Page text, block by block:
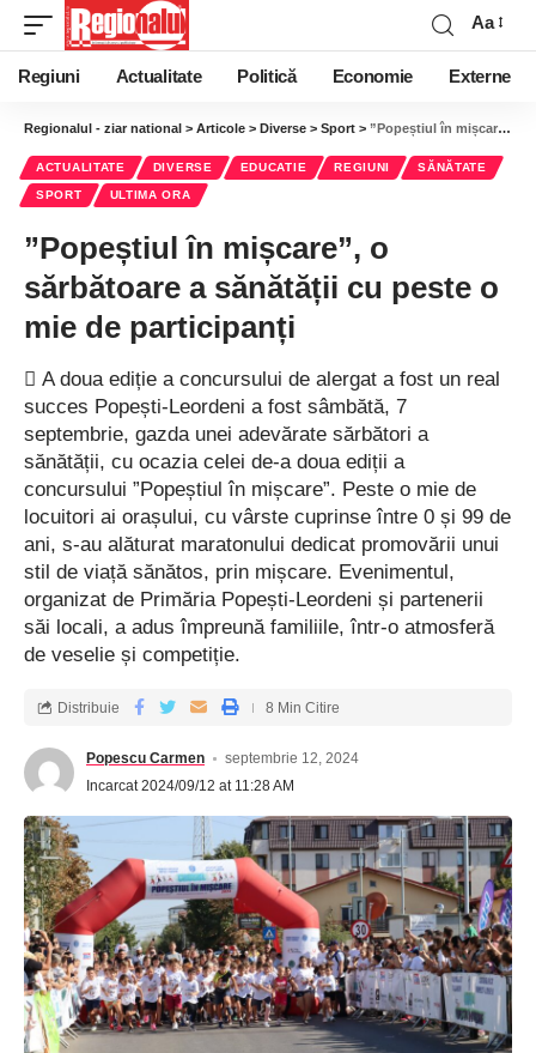
Aa
Regiuni Actualitate Politică Economie Externe
Regionalul - ziar national > Articole > Diverse > Sport > ”Popeștiul în mișcare”, o sărbătoare a sănătății cu peste o mie de participanți
ACTUALITATE DIVERSE EDUCATIE REGIUNI SĂNĂTATE
SPORT ULTIMA ORA
”Popeștiul în mișcare”, o
sărbătoare a sănătății cu peste o
mie de participanți
 A doua ediție a concursului de alergat a fost un real
succes Popești-Leordeni a fost sâmbătă, 7
septembrie, gazda unei adevărate sărbători a
sănătății, cu ocazia celei de-a doua ediții a
concursului ”Popeștiul în mișcare”. Peste o mie de
locuitori ai orașului, cu vârste cuprinse între 0 și 99 de
ani, s-au alăturat maratonului dedicat promovării unui
stil de viață sănătos, prin mișcare. Evenimentul,
organizat de Primăria Popești-Leordeni și partenerii
săi locali, a adus împreună familiile, într-o atmosferă
de veselie și competiție.
Popescu Carmen
septembrie 12, 2024
Incarcat 2024/09/12 at 11:28 AM
Distribuie 8 Min Citire